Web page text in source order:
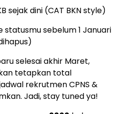
sejak dini (CAT BKN style)
statusmu sebelum 1 Januari
selesai akhir Maret,
tetapkan total
rekrutmen CPNS &
Jadi, stay tuned ya!